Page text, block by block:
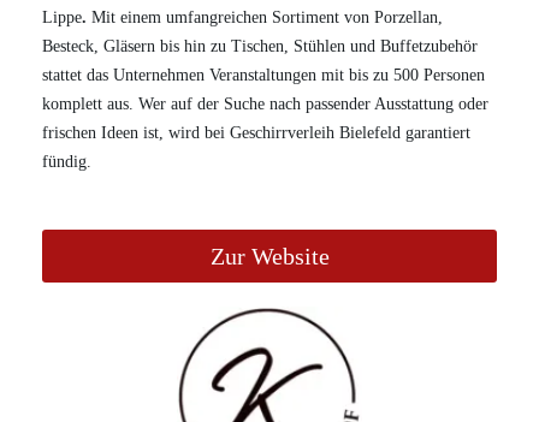
Lippe. Mit einem umfangreichen Sortiment von Porzellan,
Besteck, Gläsern bis hin zu Tischen, Stühlen und Buffetzubehör
stattet das Unternehmen Veranstaltungen mit bis zu 500 Personen
komplett aus. Wer auf der Suche nach passender Ausstattung oder
frischen Ideen ist, wird bei Geschirrverleih Bielefeld garantiert
fündig.
Zur Website